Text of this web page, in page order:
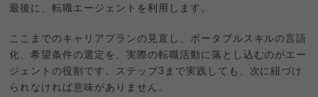
最後に、転職エージェントを利用します。
ここまでのキャリアプランの見直し、ポータブルスキルの言語
化、希望条件の選定を、実際の転職活動に落とし込むのがエー
ジェントの役割です。ステップ3まで実践しても、次に紐づけ
られなければ意味がありません。